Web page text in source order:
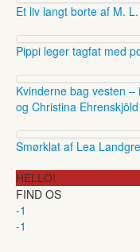
Et liv langt borte af M.
Pippi leger tagfat med
Kvinderne bag vesten
og Christina Ehrenskjöld
Smørklat af Lea
HELLO!
FIND OS
-1
-1